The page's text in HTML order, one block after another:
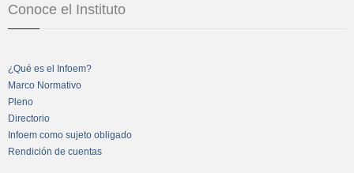
Conoce el Instituto
¿Qué es el Infoem?
Marco Normativo
Pleno
Directorio
Infoem como sujeto obligado
Rendición de cuentas